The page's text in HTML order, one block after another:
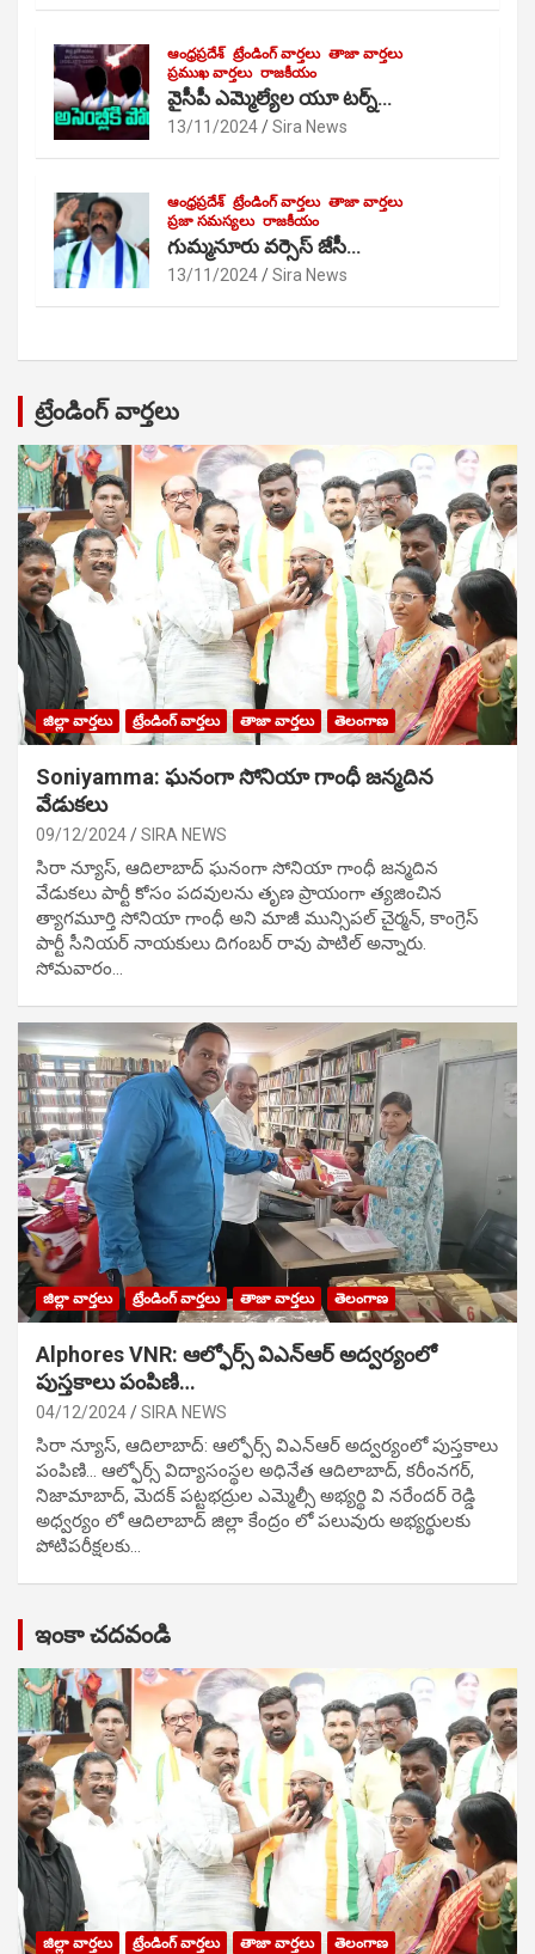
ఆంధ్రప్రదేశ్ ట్రేండింగ్ వార్తలు తాజా వార్తలు
ప్రముఖ వార్తలు రాజకీయం
వైసీపీ ఎమ్మెల్యేల యూ టర్న్…
13/11/2024 Sira News
ఆంధ్రప్రదేశ్ ట్రేండింగ్ వార్తలు తాజా వార్తలు
ప్రజా సమస్యలు రాజకీయం
గుమ్మనూరు వర్సెస్ జేసీ…
13/11/2024 Sira News
ట్రేండింగ్ వార్తలు
జిల్లా వార్తలు ట్రేండింగ్ వార్తలు తాజా వార్తలు తెలంగాణ
Soniyamma: ఘ‌నంగా సోనియా గాంధీ జ‌న్మ‌దిన
వేడుక‌లు
09/12/2024 SIRA NEWS
సిరా న్యూస్, ఆదిలాబాద్ ఘ‌నంగా సోనియా గాంధీ జ‌న్మ‌దిన
వేడుక‌లు పార్టీ కోసం ప‌ద‌వుల‌ను తృణ ప్రాయంగా త్య‌జించిన
త్యాగమూర్తి సోనియా గాంధీ అని మాజీ మున్సిప‌ల్ చైర్మ‌న్, కాంగ్రెస్
పార్టీ సీనియ‌ర్ నాయ‌కులు దిగంబ‌ర్ రావు పాటిల్ అన్నారు.
సోమవారం…
జిల్లా వార్తలు ట్రేండింగ్ వార్తలు తాజా వార్తలు తెలంగాణ
Alphores VNR: ఆల్ఫోర్స్ విఎన్ఆర్ అద్వర్యంలో
పుస్తకాలు పంపిణి…
04/12/2024 SIRA NEWS
సిరా న్యూస్, ఆదిలాబాద్: ఆల్ఫోర్స్ విఎన్ఆర్ అద్వర్యంలో పుస్తకాలు
పంపిణి… ఆల్ఫోర్స్ విద్యాసంస్థల అధినేత ఆదిలాబాద్, కరీంనగర్,
నిజామాబాద్, మెదక్ పట్టభద్రుల ఎమ్మెల్సీ అభ్యర్థి వి నరేందర్ రెడ్డి
అధ్వర్యం లో ఆదిలాబాద్ జిల్లా కేంద్రం లో పలువురు అభ్యర్థులకు
పోటిప‌రీక్ష‌ల‌కు…
ఇంకా చదవండి
జిల్లా వార్తలు ట్రేండింగ్ వార్తలు తాజా వార్తలు తెలంగాణ